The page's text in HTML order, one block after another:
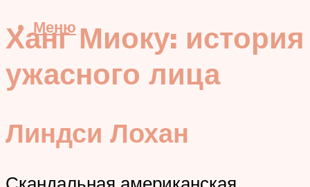
Меню
Ханг Миоку: история
ужасного лица
Линдси Лохан